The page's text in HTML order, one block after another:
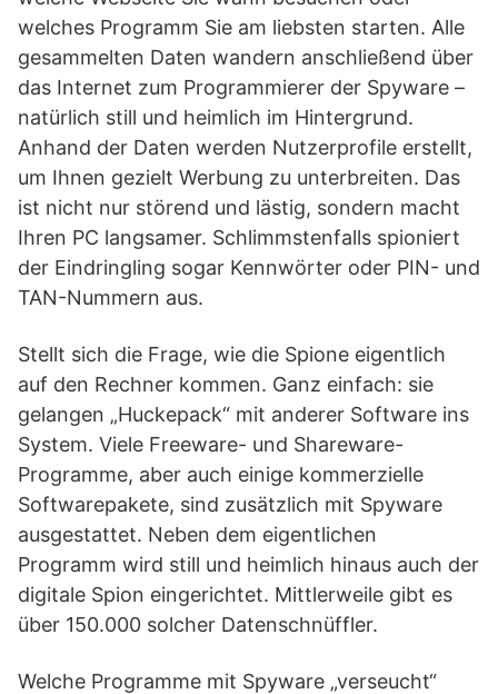
welches Programm Sie am liebsten starten. Alle
gesammelten Daten wandern anschließend über
das Internet zum Programmierer der Spyware –
natürlich still und heimlich im Hintergrund.
Anhand der Daten werden Nutzerprofile erstellt,
um Ihnen gezielt Werbung zu unterbreiten. Das
ist nicht nur störend und lästig, sondern macht
Ihren PC langsamer. Schlimmstenfalls spioniert
der Eindringling sogar Kennwörter oder PIN- und
TAN-Nummern aus.
Stellt sich die Frage, wie die Spione eigentlich
auf den Rechner kommen. Ganz einfach: sie
gelangen „Huckepack“ mit anderer Software ins
System. Viele Freeware- und Shareware-
Programme, aber auch einige kommerzielle
Softwarepakete, sind zusätzlich mit Spyware
ausgestattet. Neben dem eigentlichen
Programm wird still und heimlich hinaus auch der
digitale Spion eingerichtet. Mittlerweile gibt es
über 150.000 solcher Datenschnüffler.
Welche Programme mit Spyware „verseucht“